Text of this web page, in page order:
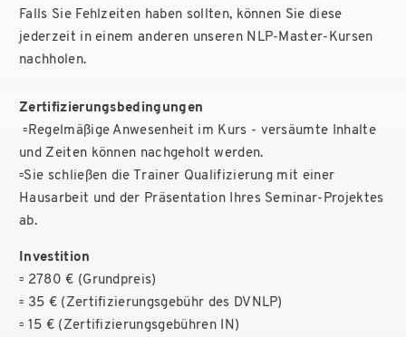
Falls Sie Fehlzeiten haben sollten, können Sie diese
jederzeit in einem anderen unseren NLP-Master-Kursen
nachholen.
Zertifizierungsbedingungen
▫️Regelmäßige Anwesenheit im Kurs - versäumte Inhalte
und Zeiten können nachgeholt werden.
▫️Sie schließen die Trainer Qualifizierung mit einer
Hausarbeit und der Präsentation Ihres Seminar-Projektes
ab.
Investition
▫️ 2780 € (Grundpreis)
▫️ 35 € (Zertifizierungsgebühr des DVNLP)
▫️ 15 € (Zertifizierungsgebühren IN)